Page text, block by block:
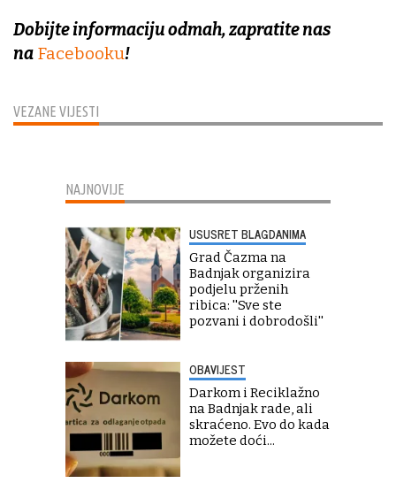
VEZANE VIJESTI
Dobijte informaciju odmah, zapratite nas
na Facebooku!
NAJNOVIJE
USUSRET BLAGDANIMA
Grad Čazma na
Badnjak organizira
podjelu prženih
ribica: ''Sve ste
pozvani i dobrodošli''
OBAVIJEST
Darkom i Reciklažno
na Badnjak rade, ali
skraćeno. Evo do kada
možete doći...